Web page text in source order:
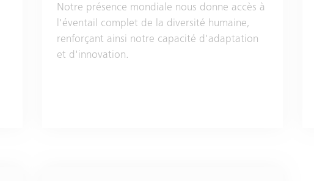
Notre présence mondiale nous donne accès à
l'éventail complet de la diversité humaine,
renforçant ainsi notre capacité d'adaptation
et d'innovation.